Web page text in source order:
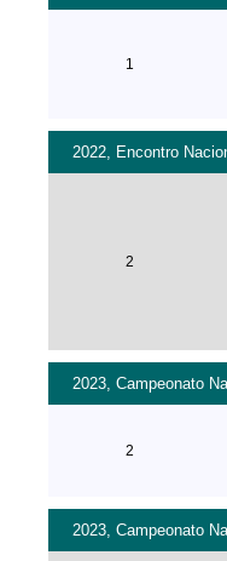
1
2022, Encontro
2
2023, Campeonato
2
2023, Campeonato